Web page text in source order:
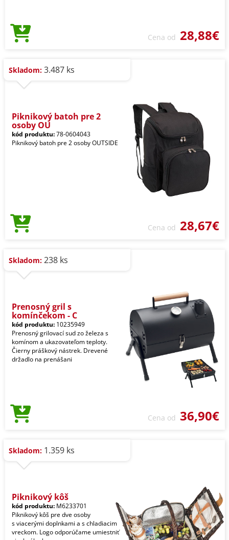
Cena od 28,88€
Skladom: 3.487 ks
Piknikový batoh pre 2
osoby OU
kód produktu:78-0604043
Piknikový batoh pre 2 osoby OUTSIDE
Cena od 28,67€
Skladom: 238 ks
Prenosný gril s
komínčekom - C
kód produktu: 10235949
Prenosný grilovací sud zo železa s
komínom a ukazovateľom teploty.
Čierny práškový nástrek. Drevené
držadlo na prenášani
Cena od 36,90€
Skladom: 1.359 ks
Piknikový kôš
kód produktu: M6233701
Piknikový kôš pre dve osoby
s viacerými doplnkami a s chladiacim
vreckom. Logo odporúčame umiestniť